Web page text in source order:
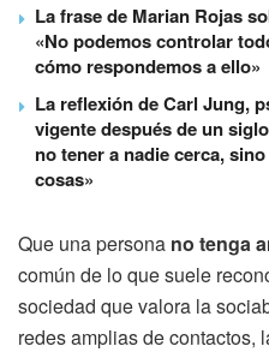
La frase de Marian Rojas
«No podemos controlar
cómo respondemos a ello»
La reflexión de Carl Jung,
vigente después de un
no tener a nadie cerca,
cosas»
Que una persona no tenga
común de lo que suele
sociedad que valora la
redes amplias de contactos,